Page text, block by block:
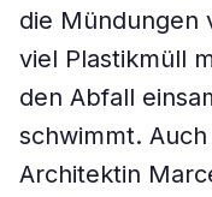
die Mündungen
viel Plastikmüll
den Abfall
schwimmt.
Architektin